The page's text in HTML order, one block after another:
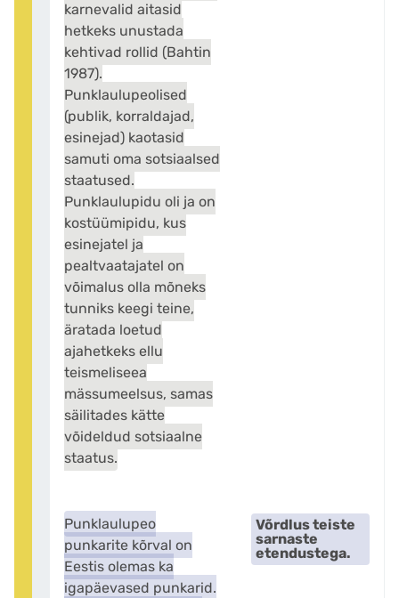
karnevalid aitasid
hetkeks unustada
kehtivad rollid (Bahtin
1987).
Punklaulupeolised
(publik, korraldajad,
esinejad) kaotasid
samuti oma sotsiaalsed
staatused.
Punklaulupidu oli ja on
kostüümipidu, kus
esinejatel ja
pealtvaatajatel on
võimalus olla mõneks
tunniks keegi teine,
äratada loetud
ajahetkeks ellu
teismeliseea
mässumeelsus, samas
säilitades kätte
võideldud sotsiaalne
staatus.
Punklaulupeo
punkarite kõrval on
Eestis olemas ka
igapäevased punkarid.
Võrdlus teiste
sarnaste
etendustega.